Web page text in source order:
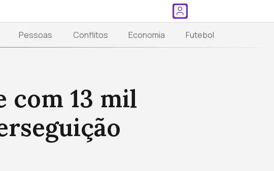
Pessoas Conflitos Economia Futebol
com 13 mil